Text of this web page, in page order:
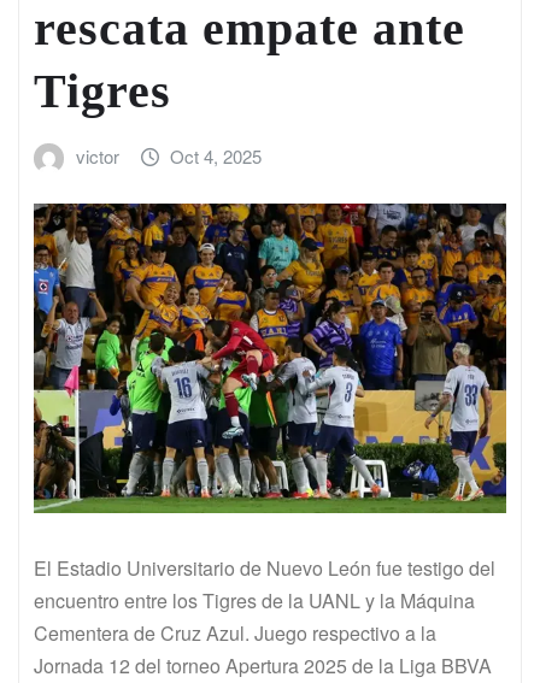
rescata empate ante
Tigres
victor Oct 4, 2025
El Estadio Universitario de Nuevo León fue testigo del
encuentro entre los Tigres de la UANL y la Máquina
Cementera de Cruz Azul. Juego respectivo a la
Jornada 12 del torneo Apertura 2025 de la Liga BBVA